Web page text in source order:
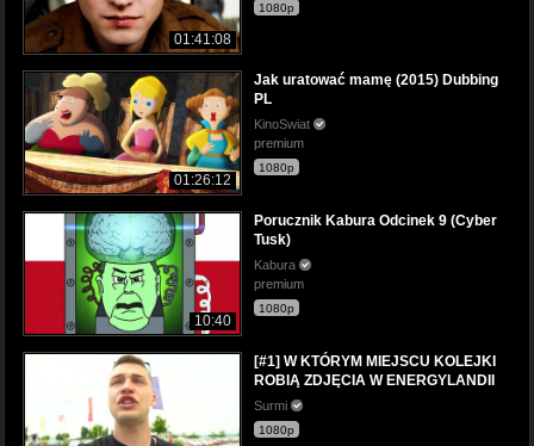
01:41:08
1080p
01:26:12
Jak uratować mamę (2015) Dubbing
PL
KinoSwiat
premium
1080p
10:40
Porucznik Kabura Odcinek 9 (Cyber
Tusk)
Kabura
premium
1080p
[#1] W KTÓRYM MIEJSCU KOLEJKI
ROBIĄ ZDJĘCIA W ENERGYLANDII
Surmi
1080p